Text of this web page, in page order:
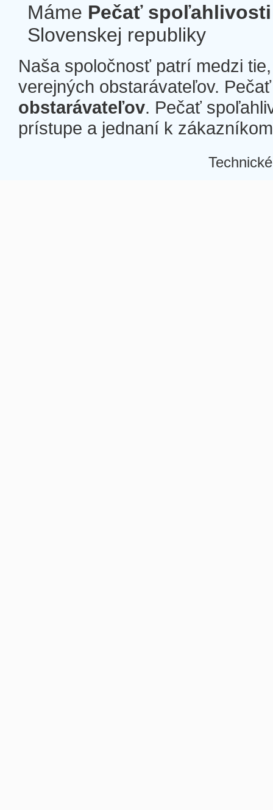
Máme Pečať spoľahlivosti
Slovenskej republiky
Naša spoločnosť patrí medzi
verejných obstarávateľov.
obstarávateľov. Pečať
prístupe a jednaní k